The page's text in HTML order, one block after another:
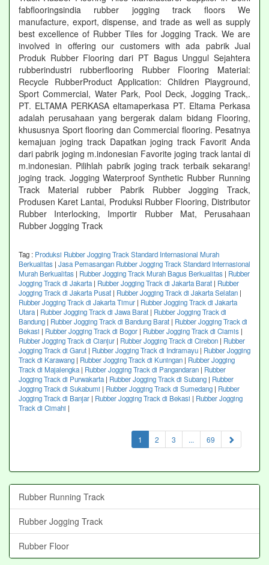
fabflooringsindia rubber jogging track floors We
manufacture, export, dispense, and trade as well as supply
best excellence of Rubber Tiles for Jogging Track. We are
involved in offering our customers with ada pabrik Jual
Produk Rubber Flooring dari PT Bagus Unggul Sejahtera
rubberindustri rubberflooring Rubber Flooring Material:
Recycle RubberProduct Application: Children Playground,
Sport Commercial, Water Park, Pool Deck, Jogging Track,.
PT. ELTAMA PERKASA eltamaperkasa PT. Eltama Perkasa
adalah perusahaan yang bergerak dalam bidang Flooring,
khususnya Sport flooring dan Commercial flooring. Pesatnya
kemajuan joging track Dapatkan joging track Favorit Anda
dari pabrik joging m.indonesian Favorite joging track lantai di
m.indonesian. Pilihlah pabrik joging track terbaik sekarang!
joging track. Jogging Waterproof Synthetic Rubber Running
Track Material rubber Pabrik Rubber Jogging Track,
Produsen Karet Lantai, Produksi Rubber Flooring, Distributor
Rubber Interlocking, Importir Rubber Mat, Perusahaan
Rubber Jogging Track
Tag : Produksi Rubber Jogging Track Standard Internasional Murah
Berkualitas | Jasa Pemasangan Rubber Jogging Track Standard Internasional
Murah Berkualitas | Rubber Jogging Track Murah Bagus Berkualitas | Rubber
Jogging Track di Jakarta| Rubber Jogging Track di Jakarta Barat | Rubber
Jogging Track di Jakarta Pusat | Rubber Jogging Track di Jakarta Selatan |
Rubber Jogging Track di Jakarta Timur | Rubber Jogging Track di Jakarta
Utara| Rubber Jogging Track di Jawa Barat | Rubber Jogging Track di
Bandung | Rubber Jogging Track di Bandung Barat | Rubber Jogging Track di
Bekasi | Rubber Jogging Track di Bogor | Rubber Jogging Track di Ciamis |
Rubber Jogging Track di Cianjur | Rubber Jogging Track di Cirebon | Rubber
Jogging Track di Garut | Rubber Jogging Track di Indramayu | Rubber Jogging
Track di Karawang | Rubber Jogging Track di Kuningan | Rubber Jogging
Track di Majalengka| Rubber Jogging Track di Pangandaran | Rubber
Jogging Track di Purwakarta| Rubber Jogging Track di Subang | Rubber
Jogging Track di Sukabumi | Rubber Jogging Track di Sumedang | Rubber
Jogging Track di Banjar | Rubber Jogging Track di Bekasi | Rubber Jogging
Track di Cimahi |
1 (current)
2 3 ... 69
Rubber Running Track
Rubber Jogging Track
Rubber Floor